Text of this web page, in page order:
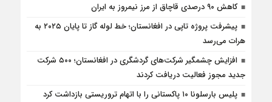
کاهش ۹۰ درصدی قاچاق از مرز نیمروز به ایران
پیشرفت پروژه تاپی در افغانستان؛ خط لوله گاز تا پایان ۲۰۲۵ به
هرات می‌رسد
افزایش چشمگیر شرکت‌های گردشگری در افغانستان؛ ۵۰۰ شرکت
جدید مجوز فعالیت دریافت کردند
پلیس بارسلونا ۱۰ پاکستانی را با اتهام تروریستی بازداشت کرد